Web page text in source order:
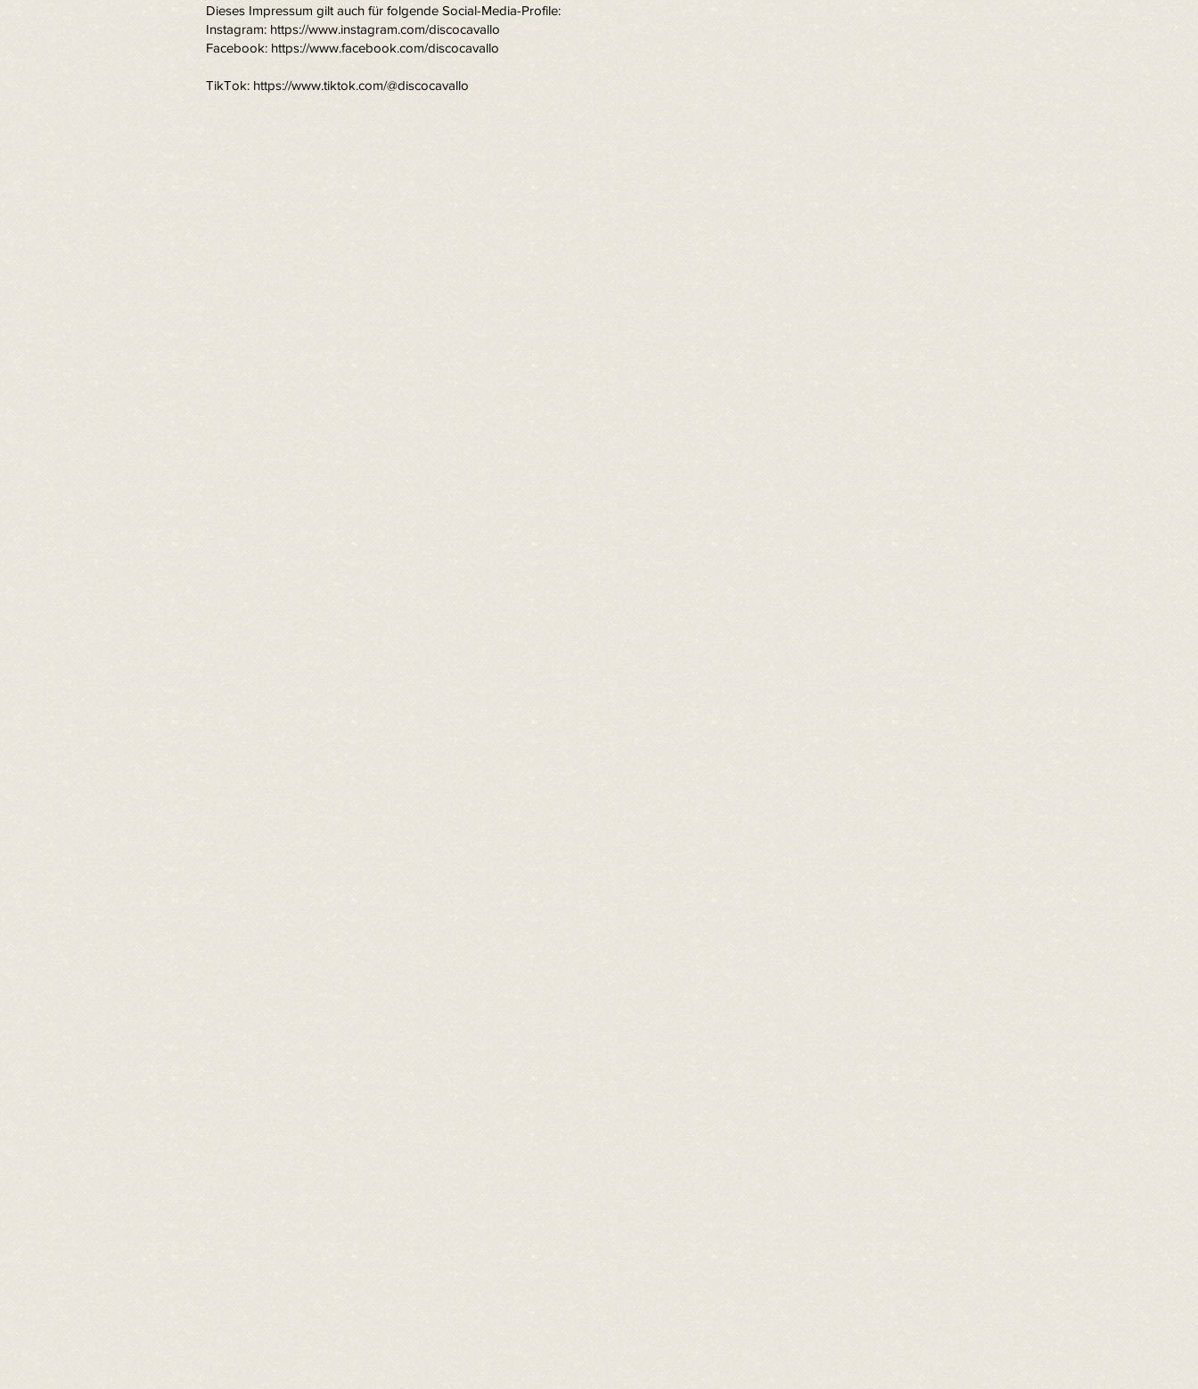
Dieses Impressum gilt auch für folgende Social-Media-Profile:
Instagram: https://www.instagram.com/discocavallo
Facebook: https://www.facebook.com/discocavallo
TikTok: https://www.tiktok.com/@discocavallo